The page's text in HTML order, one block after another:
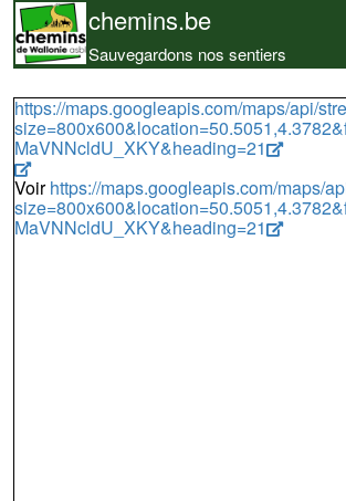
chemins.be
Sauvegardons nos sentiers
https://maps.googleapis.com/maps/api/
MaVNNcldU_XKY&heading=21
Voirhttps://maps.googleapis.com/maps/
MaVNNcldU_XKY&heading=21